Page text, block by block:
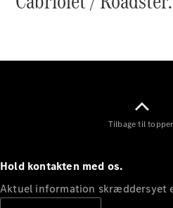
Mercedes-Benz Online
Tilbage til
Hold kontakten med os.
Aktuel information skræddersyet